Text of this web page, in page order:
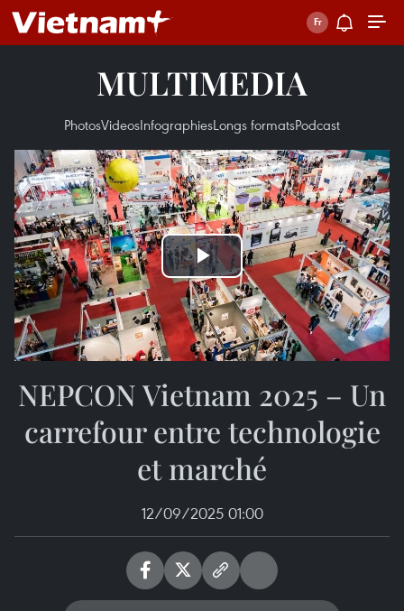
MULTIMEDIA
PhotosVideosInfographiesLongs formatsPodcast
Play
Video
NEPCON Vietnam 2025 – Un
carrefour entre technologie
et marché
12/09/2025 01:00